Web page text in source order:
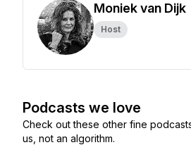
Moniek van Dijk
Host
Podcasts we love
Check out these other fine
us, not an algorithm.